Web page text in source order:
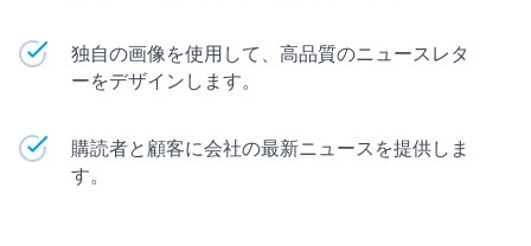
独自の画像を使用して、高品質のニュースレタ
ーをデザインします。
購読者と顧客に会社の最新ニュースを提供しま
す。